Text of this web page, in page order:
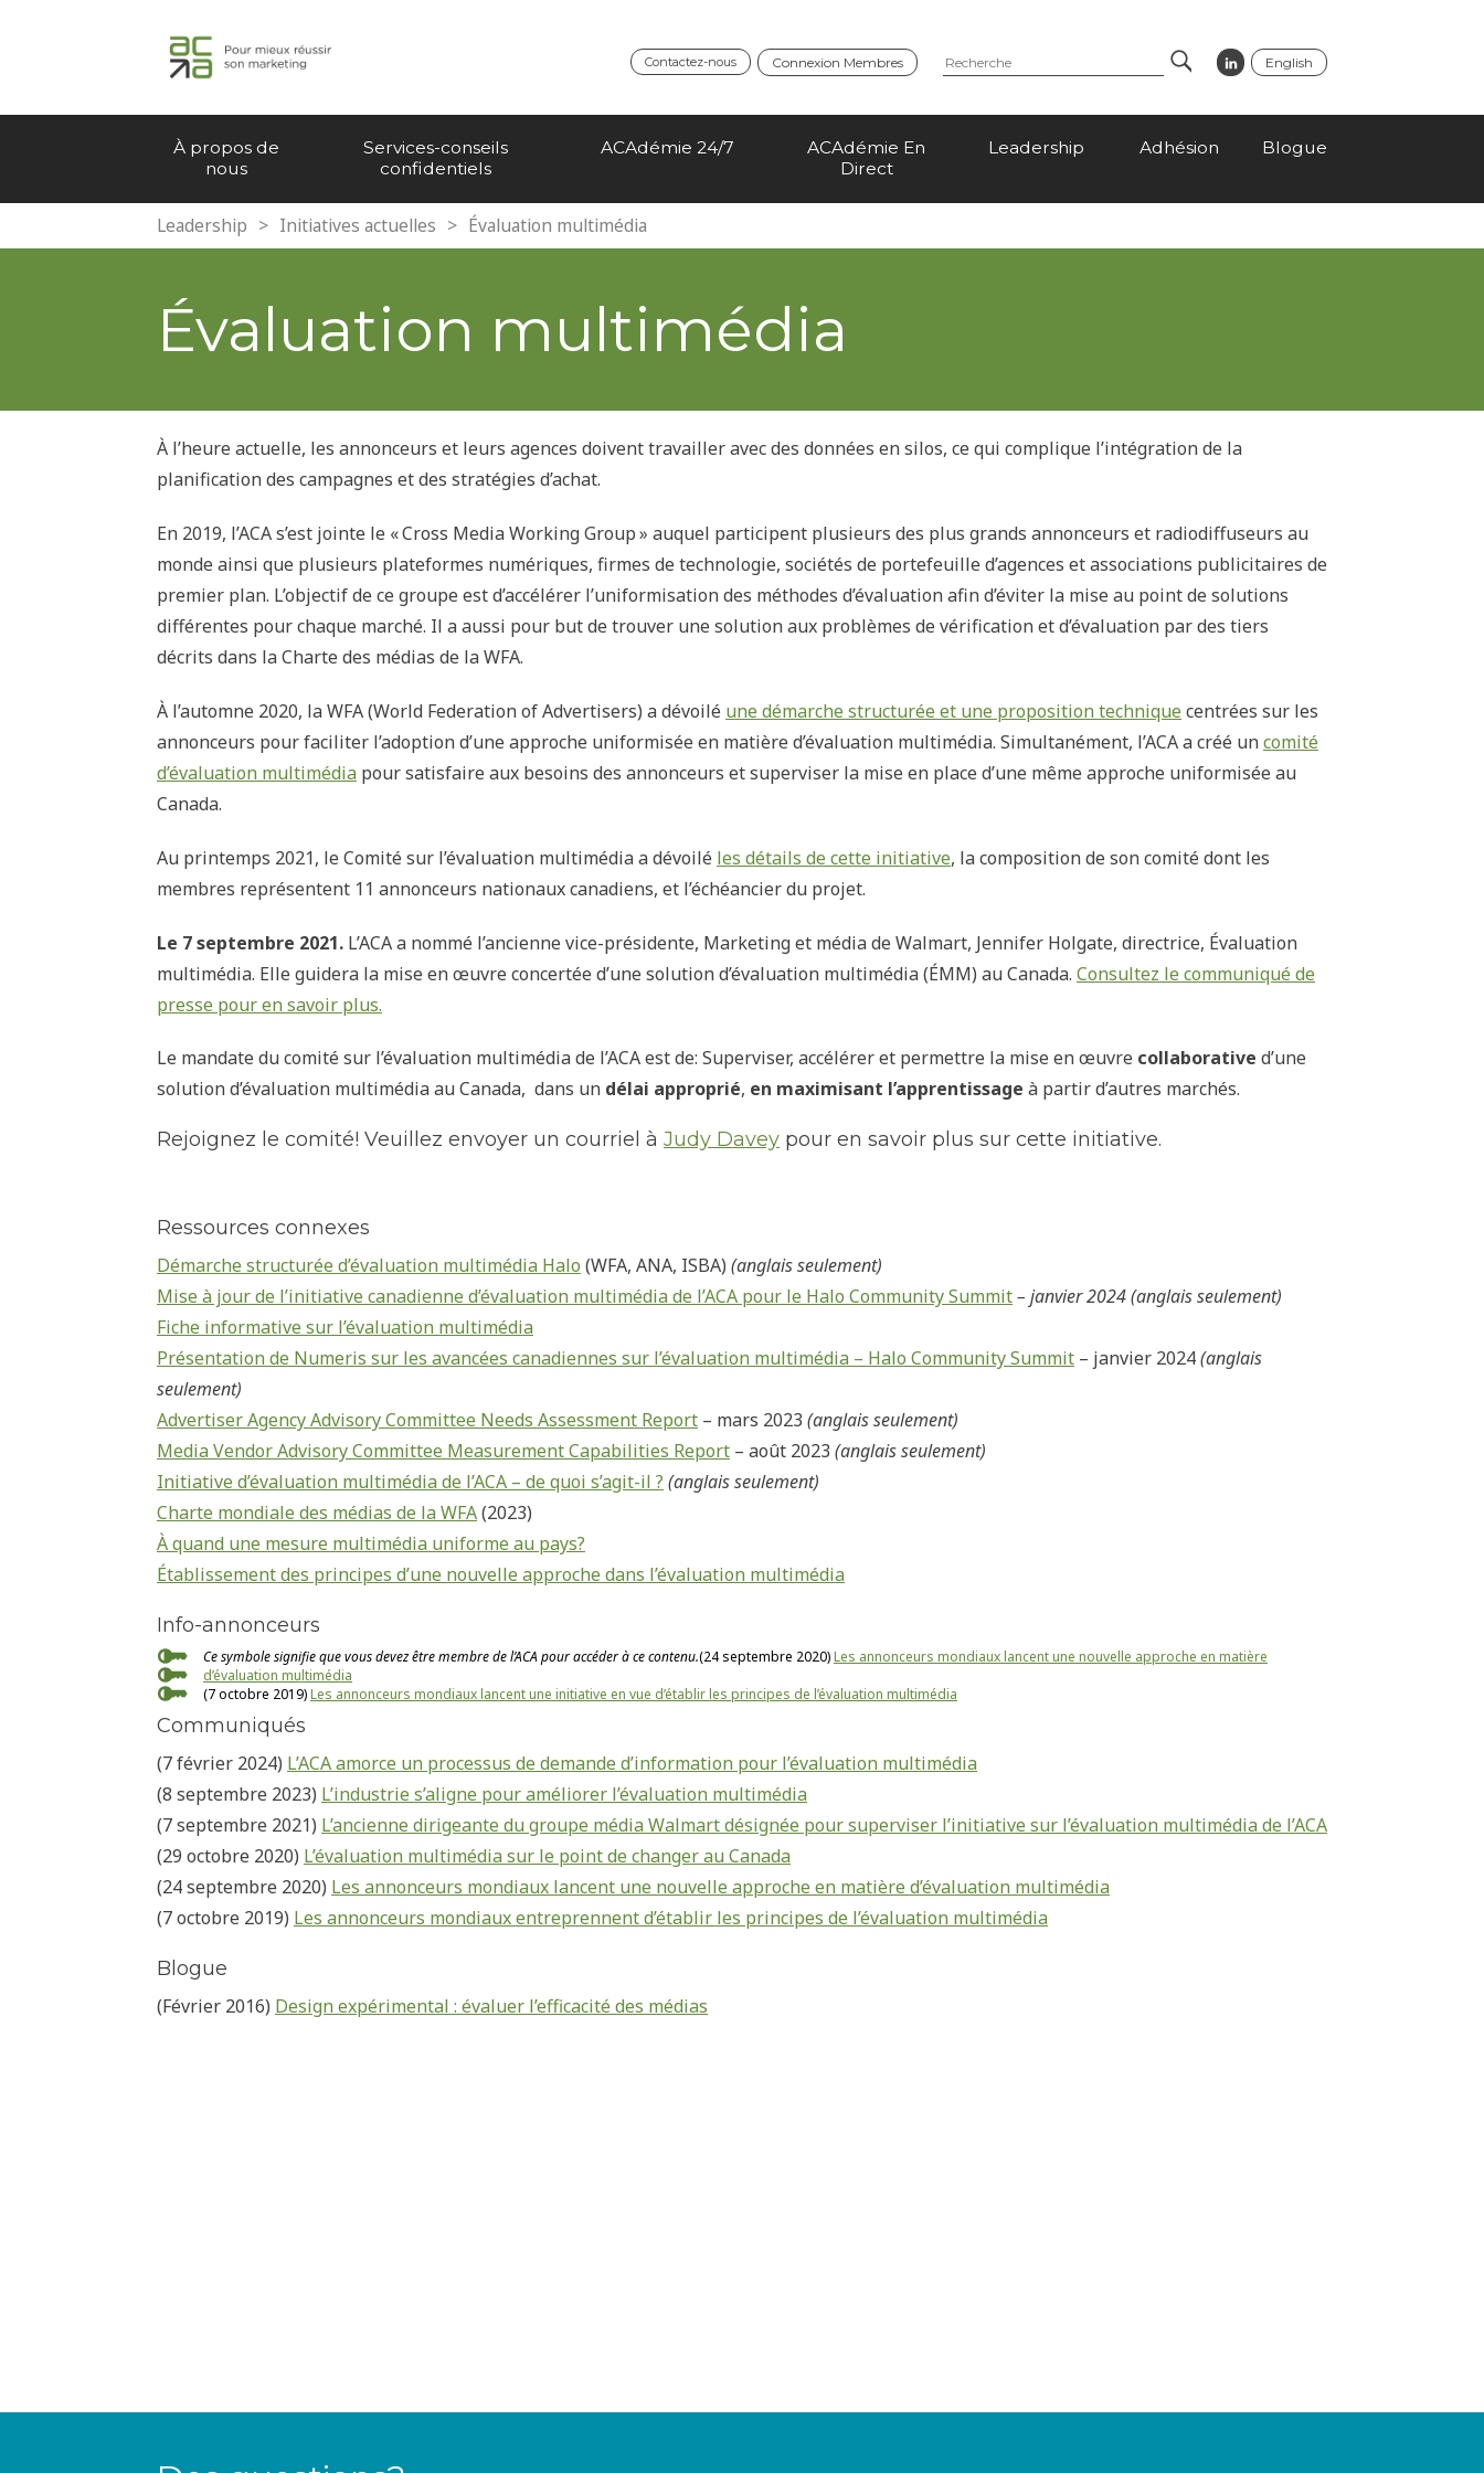
English
Contactez-nous Connexion Membres
À propos de
nous
Services-conseils
confidentiels
ACAdémie 24/7
ACAdémie En
Direct
Leadership Adhésion Blogue
Leadership > Initiatives actuelles > Évaluation multimédia
Évaluation multimédia
À l’heure actuelle, les annonceurs et leurs agences doivent travailler avec des données en silos, ce qui complique l’intégration de la
planification des campagnes et des stratégies d’achat.
En 2019, l’ACA s’est jointe le « Cross Media Working Group » auquel participent plusieurs des plus grands annonceurs et radiodiffuseurs au
monde ainsi que plusieurs plateformes numériques, firmes de technologie, sociétés de portefeuille d’agences et associations publicitaires de
premier plan. L’objectif de ce groupe est d’accélérer l’uniformisation des méthodes d’évaluation afin d’éviter la mise au point de solutions
différentes pour chaque marché. Il a aussi pour but de trouver une solution aux problèmes de vérification et d’évaluation par des tiers
décrits dans la Charte des médias de la WFA.
À l’automne 2020, la WFA (World Federation of Advertisers) a dévoilé une démarche structurée et une proposition techniquecentrées sur les
annonceurs pour faciliter l’adoption d’une approche uniformisée en matière d’évaluation multimédia. Simultanément, l’ACA a créé uncomité
d’évaluation multimédia pour satisfaire aux besoins des annonceurs et superviser la mise en place d’une même approche uniformisée au
Canada.
Au printemps 2021, le Comité sur l’évaluation multimédia a dévoilé les détails de cette initiative, la composition de son comité dont les
membres représentent 11 annonceurs nationaux canadiens, et l’échéancier du projet.
Le 7 septembre 2021. L’ACA a nommé l’ancienne vice-présidente, Marketing et média de Walmart, Jennifer Holgate, directrice, Évaluation
multimédia. Elle guidera la mise en œuvre concertée d’une solution d’évaluation multimédia (ÉMM) au Canada. Consultez le communiqué de
presse pour en savoir plus.
Le mandate du comité sur l’évaluation multimédia de l’ACA est de: Superviser, accélérer et permettre la mise enœuvre collaborative d’une
solutiond’évaluation multimédia au Canada, dans un délai approprié, en maximisant l’apprentissage à partir d’autres marchés.
Rejoignez le comité! Veuillez envoyer un courriel à Judy Davey pour en savoir plus sur cette initiative.
Ressources connexes
Démarche structurée d’évaluation multimédia Halo (WFA, ANA, ISBA) (anglais seulement)
Miseà jour de l’initiative canadienne d’évaluation multimédia de l’ACA pour le Halo Community Summit– janvier 2024 (anglais seulement)
Fiche informative sur l’évaluation multimédia
Présentation de Numeris sur les avancées canadiennes sur l’évaluation multimédia – Halo Community Summit – janvier 2024(anglais
seulement)
Advertiser Agency Advisory Committee Needs Assessment Report – mars 2023 (anglais seulement)
Media Vendor Advisory Committee Measurement Capabilities Report – août 2023 (anglais seulement)
Initiative d’évaluation multimédia de l’ACA – de quoi s’agit-il ? (anglais seulement)
Charte mondiale des médias de la WFA(2023)
À quand une mesure multimédia uniforme au pays?
Établissement des principes d’une nouvelle approche dans l’évaluation multimédia
Info-annonceurs
Ce symbole signifie que vous devez être membre de l’ACA pour accéder à ce contenu.(24 septembre 2020)Les annonceurs mondiaux lancent une nouvelle approche en matière
d’évaluation multimédia
(7 octobre 2019)Les annonceurs mondiaux lancent une initiative en vue d’établir les principes de l’évaluation multimédia
Communiqués
(7 février 2024) L’ACA amorce un processus de demande d’information pour l’évaluation multimédia
(8 septembre 2023) L’industrie s’aligne pour améliorer l’évaluation multimédia
(7 septembre 2021) L’ancienne dirigeante du groupe média Walmart désignée pour superviser l’initiative sur l’évaluation multimédia de l’ACA
(29 octobre 2020) L’évaluation multimédia sur le point de changer au Canada
(24 septembre 2020) Les annonceurs mondiaux lancent une nouvelle approche en matière d’évaluation multimédia
(7 octobre 2019) Les annonceurs mondiaux entreprennent d’établir les principes de l’évaluation multimédia
Blogue
(Février 2016) Design expérimental : évaluer l’efficacité des médias